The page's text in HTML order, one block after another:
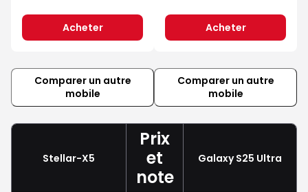
Acheter Acheter
Comparer un autre
mobile
Comparer un autre
mobile
Stellar-X5
Prix
et
note
Galaxy S25 Ultra